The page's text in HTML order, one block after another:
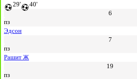
29'
40'
6
пз
Эдсон
7
пз
Рашит Ж
19
пз